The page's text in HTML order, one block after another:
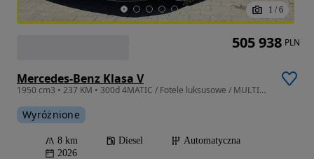
1 / 6
Mercedes-Benz Klasa V
1950 cm3 • 237 KM • 300d 4MATIC / Fotele luksusowe / MULTIBEAM / BURMESTER / Kam360°
Wyróżnione
8 km Diesel
Automatyczna
2026
505 938 PLN